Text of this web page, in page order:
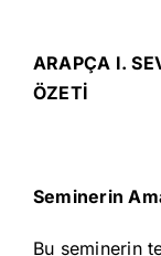
Eğitimler
İletişim
ARAPÇA I.
ÖZETİ
Seminerin
Bu seminerin